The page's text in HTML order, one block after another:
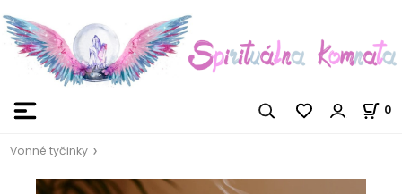
0
Vonné tyčinky